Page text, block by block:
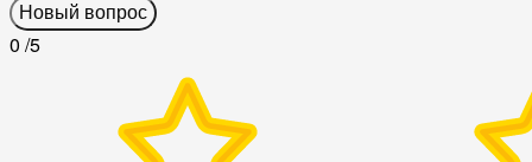
Новый вопрос
0 /5